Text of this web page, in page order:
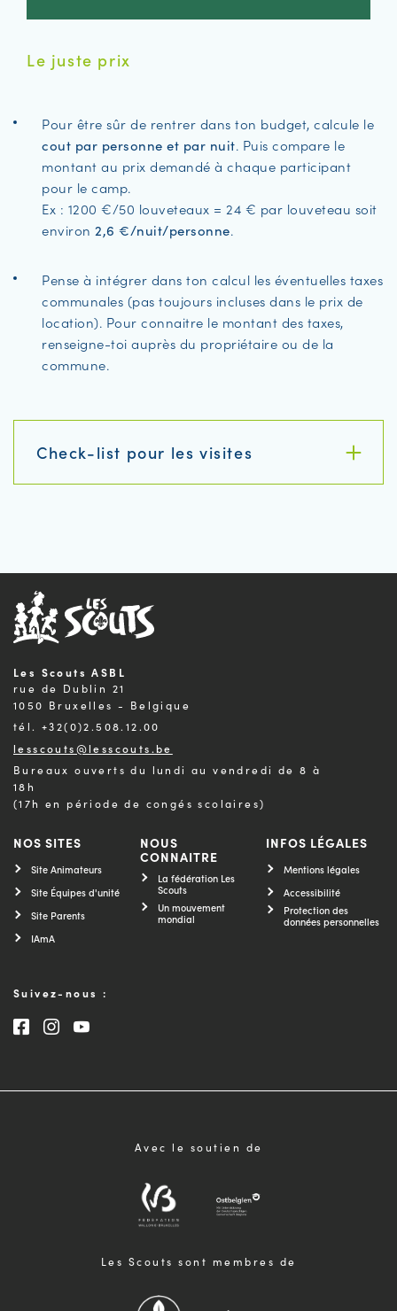
Le juste prix
Pour être sûr de rentrer dans ton budget, calcule le
cout par personne et par nuit. Puis compare le
montant au prix demandé à chaque participant
pour le camp.
Ex : 1200 €/50 louveteaux = 24 € par louveteau soit
environ 2,6 €/nuit/personne.
Pense à intégrer dans ton calcul les éventuelles taxes
communales (pas toujours incluses dans le prix de
location). Pour connaitre le montant des taxes,
renseigne-toi auprès du propriétaire ou de la
commune.
Check-list pour les visites
Les Scouts ASBL
rue de Dublin 21
1050 Bruxelles - Belgique
tél. +32(0)2.508.12.00
lesscouts@lesscouts.be
Bureaux ouverts du lundi au vendredi de 8 à
18h
(17h en période de congés scolaires)
NOS SITES
Site Animateurs
Site Équipes d'unité
Site Parents
IAmA
NOUS
CONNAITRE
La fédération Les
Scouts
Un mouvement
mondial
INFOS LÉGALES
Mentions légales
Accessibilité
Protection des
données personnelles
Suivez-nous :
Consultez notre page Facebook
Consultez notre page Instagram
Consultez notre chaîne Youtube
Avec le soutien de
Les Scouts sont membres de